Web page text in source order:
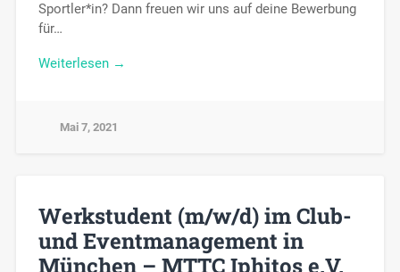
Sportler*in? Dann freuen wir uns auf deine Bewerbung
für…
Weiterlesen →
Mai 7, 2021
Werkstudent (m/w/d) im Club-
und Eventmanagement in
München – MTTC Iphitos e.V.